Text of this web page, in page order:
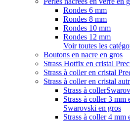
Rondes 6 mm
Rondes 8 mm
Rondes 10 mm
Rondes 12 mm
Voir toutes les
Boutons en nacre en gros
Strass Hotfix en cristal
Strass à coller en cristal
Strass à coller en cristal
Strass à
Strass à coller 3 mm
Swarovski en gros
Strass à coller 4 mm